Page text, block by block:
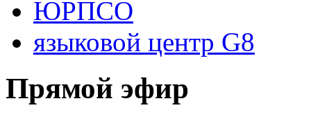
ЮРПСО
языковой центр G8
Прямой эфир